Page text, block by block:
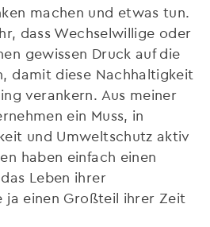
machen und etwas tun.
dass Wechselwillige oder
gewissen Druck auf die
damit diese Nachhaltigkeit
verankern. Aus meiner
ein Muss, in
und Umweltschutz aktiv
haben einfach einen
Leben ihrer
ja einen Großteil ihrer Zeit